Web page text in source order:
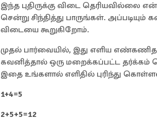
இந்த புதிருக்கு விடை தெரியவில்லை
சென்று சிந்தித்து பாருங்கள்.
விடையை கூறுகிறோம்.
முதல் பார்வையில், இது எளிய
கவனித்தால் ஒரு மறைக்கப்பட்ட தர்க்கம்
இதை உங்களால் எளிதில் புரிந்து
1+4=5
2+5+5=12